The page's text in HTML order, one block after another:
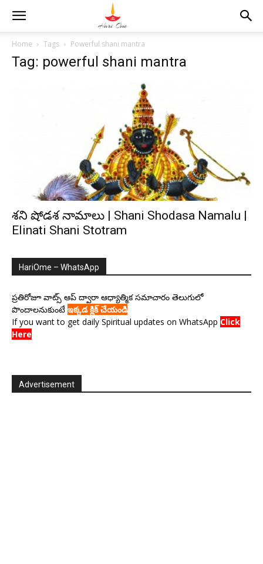
Home Tags Powerful shani mantra
Tag: powerful shani mantra
శని షోడశ నామాలు | Shani Shodasa Namalu |
Elinati Shani Stotram
HariOme – WhatsApp
ప్రతిరోజూ వాట్స్ ఆప్ ద్వారా ఆధ్యాత్మిక సమాచారం తెలుగులో
పొందాలనుకుంటే ఇక్కడ క్లిక్ చేయండి
If you want to get daily Spiritual updates on WhatsApp Click
Here
Advertisement